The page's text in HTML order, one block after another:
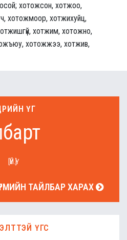
хотожсон, хотжоо,
хотожмоор, хотжихуйц,
хотжим, хотожно,
хотожжээ, хотжив,
ҮГ
[ҮЙ.Ү]
ТАЙЛБАР ХАРАХ
ҮГС